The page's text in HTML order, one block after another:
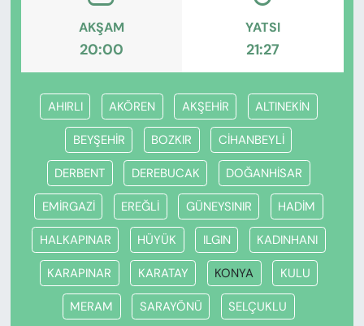
AKŞAM
20:00
YATSI
21:27
AHIRLI AKÖREN AKŞEHİR ALTINEKİN
BEYŞEHİR BOZKIR CİHANBEYLİ
DERBENT DEREBUCAK DOĞANHİSAR
EMİRGAZİ EREĞLİ GÜNEYSINIR HADİM
HALKAPINAR HÜYÜK ILGIN KADINHANI
KARAPINAR KARATAY KONYA KULU
MERAM SARAYÖNÜ SELÇUKLU
VAN VE DİYARBAKIR HABERLERİ